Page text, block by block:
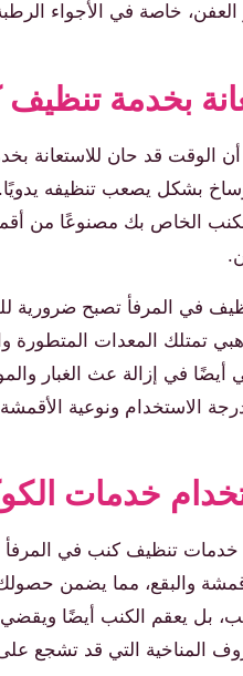
العفن، خاصة في الأجواء
بخدمة تنظيف
الوقت قد حان للاستعانة
بشكل يصعب تنظيفه
الكنب الخاص بك مصنوعًا من
في المرفأ تصبح
تمتلك المعدات المتطورة
أيضًا في إزالة عث الغبار
خدمات
تنظيف كنب في المرفأ
والبقع، مما يضمن
المناخية التي قد تشجع